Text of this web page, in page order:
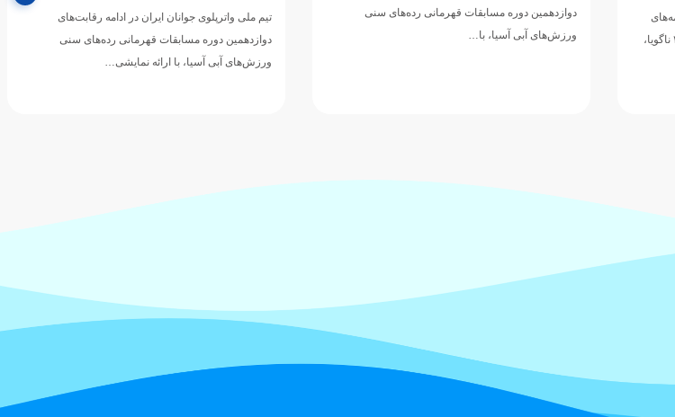
تیم ملی واترپلوی جوانان ایران در ادامه رقابت‌های
دوازدهمین دوره مسابقات قهرمانی رده‌های سنی
مرحله گروهی دوازدهمین دوره مسابقات قهرمانی
رده‌های سنی ورزش‌های آبی…